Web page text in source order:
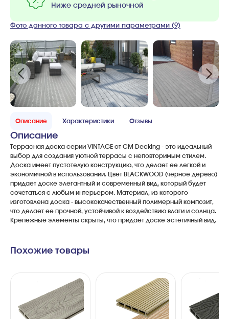
Ниже средней рыночной
Фото данного товара с другими параметрами (9)
Описание Характеристики Отзывы
Описание
Террасная доска серии VINTAGE от CM Decking - это идеальный
выбор для создания уютной террасы с неповторимым стилем.
Доска имеет пустотелую конструкцию, что делает ее легкой и
экономичной в использовании. Цвет BLACKWOOD (черное дерево)
придает доске элегантный и современный вид, который будет
сочетаться с любым интерьером. Материал, из которого
изготовлена доска - высококачественный полимерный композит,
что делает ее прочной, устойчивой к воздействию влаги и солнца.
Крепежные элементы скрыты, что придает доске эстетичный вид.
Похожие товары